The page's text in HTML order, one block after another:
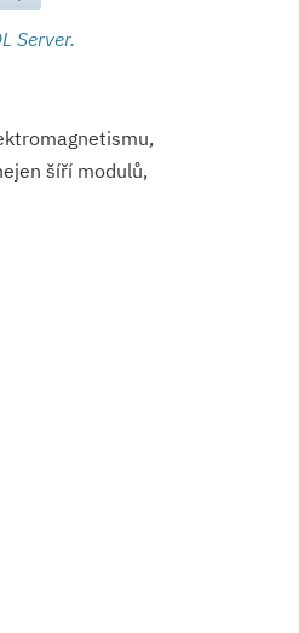
Server.
šíří modulů,